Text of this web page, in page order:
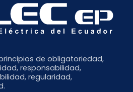
de obligatoriedad,
responsabilidad,
regularidad,